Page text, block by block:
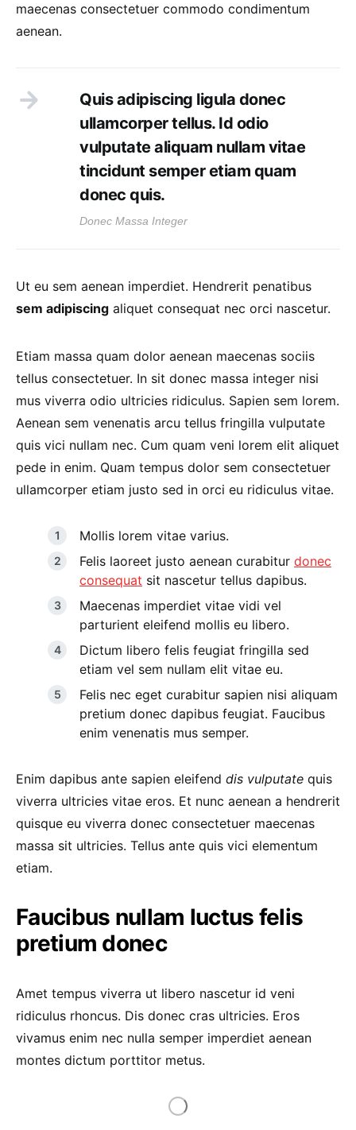
maecenas consectetuer commodo condimentum
aenean.
Quis adipiscing ligula donec
ullamcorper tellus. Id odio
vulputate aliquam nullam vitae
tincidunt semper etiam quam
donec quis.
Donec Massa Integer
Ut eu sem aenean imperdiet. Hendrerit penatibus
sem adipiscing aliquet consequat nec orci nascetur.
Etiam massa quam dolor aenean maecenas sociis
tellus consectetuer. In sit donec massa integer nisi
mus viverra odio ultricies ridiculus. Sapien sem lorem.
Aenean sem venenatis arcu tellus fringilla vulputate
quis vici nullam nec. Cum quam veni lorem elit aliquet
pede in enim. Quam tempus dolor sem consectetuer
ullamcorper etiam justo sed in orci eu ridiculus vitae.
Mollis lorem vitae varius.
Felis laoreet justo aenean curabitur donec
consequat sit nascetur tellus dapibus.
Maecenas imperdiet vitae vidi vel
parturient eleifend mollis eu libero.
Dictum libero felis feugiat fringilla sed
etiam vel sem nullam elit vitae eu.
Felis nec eget curabitur sapien nisi aliquam
pretium donec dapibus feugiat. Faucibus
enim venenatis mus semper.
Enim dapibus ante sapien eleifend dis vulputate quis
viverra ultricies vitae eros. Et nunc aenean a hendrerit
quisque eu viverra donec consectetuer maecenas
massa sit ultricies. Tellus ante quis vici elementum
etiam.
Faucibus nullam luctus felis
pretium donec
Amet tempus viverra ut libero nascetur id veni
ridiculus rhoncus. Dis donec cras ultricies. Eros
vivamus enim nec nulla semper imperdiet aenean
montes dictum porttitor metus.